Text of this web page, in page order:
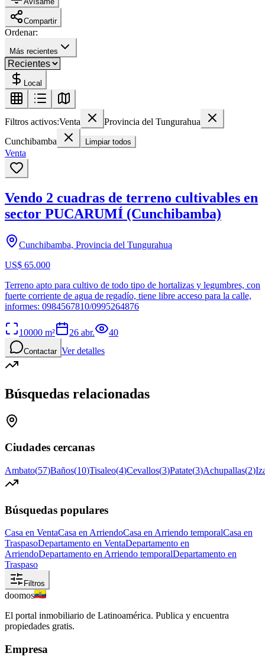
Compartir
Ordenar:
Más recientes
Local
Filtros activos:Venta
Provincia del Tungurahua
Cunchibamba
Limpiar todos
Venta
Vendo 2 cuadras de terreno cultivables en
sector PUCARUMÍ (Cunchibamba)
Cunchibamba, Provincia del Tungurahua
US$ 65.000
Terreno apto para cultivo de todo tipo de hortalizas y legumbres, con
fuerte corriente de agua de regadío, tiene libre acceso para la calle,
informes: 0984567810/0995264876
10000 m² 26 abr. 40
Contactar Ver detalles
Búsquedas relacionadas
Ciudades cercanas
Ambato(57)Baños(10)Tisaleo(4)Cevallos(3)Patate(3)Achupallas(2)
Búsquedas populares
Casa en VentaCasa en ArriendoCasa en Arriendo temporalCasa en
TraspasoDepartamento en VentaDepartamento en
ArriendoDepartamento en Arriendo temporalDepartamento en
Traspaso
Filtros
doomos
El portal inmobiliario de Latinoamérica. Publica y encuentra
propiedades gratis.
Empresa